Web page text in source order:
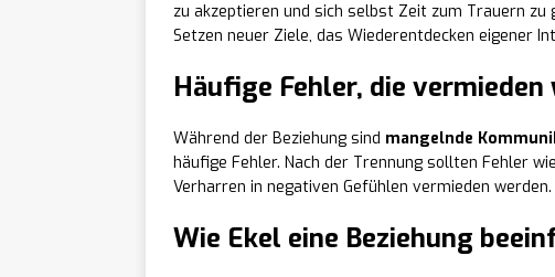
zu akzeptieren und sich selbst Zeit zum Trauern zu
Setzen neuer Ziele, das Wiederentdecken eigener
Häufige Fehler, die
Während der Beziehung sind mangelnde
häufige Fehler. Nach der Trennung sollten Fehler
Verharren in negativen Gefühlen vermieden werden.
Wie Ekel eine Beziehung